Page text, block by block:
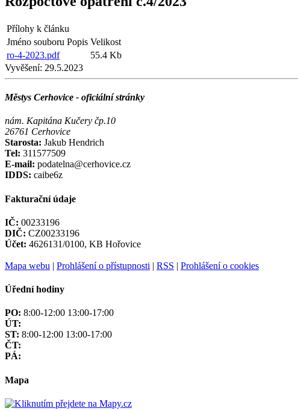
Přílohy k článku
Jméno souboru Popis Velikost
ro-4-2023.pdf
55.4 Kb
Vyvěšení: 29.5.2023
Městys Cerhovice - oficiální stránky
nám. Kapitána Kučery čp.10
26761 Cerhovice
Starosta: Jakub Hendrich
Tel: 311577509
E-mail: podatelna@cerhovice.cz
IDDS: caibe6z
Fakturační údaje
IČ: 00233196
DIČ: CZ00233196
Účet: 4626131/0100, KB Hořovice
Mapa webu | Prohlášení o přístupnosti | RSS | Prohlášení o cookies
Úřední hodiny
PO: 8:00-12:00 13:00-17:00
ÚT:
ST: 8:00-12:00 13:00-17:00
ČT:
PÁ:
Mapa